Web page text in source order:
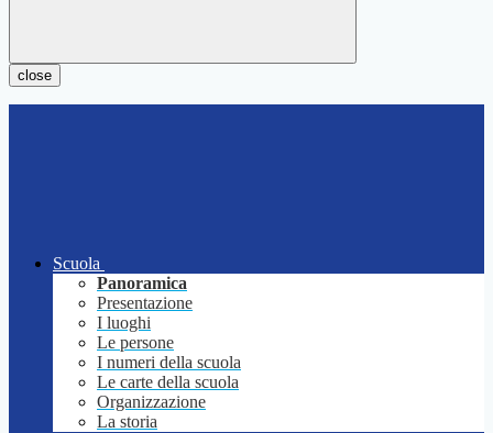
close
Scuola
Panoramica
Presentazione
I luoghi
Le persone
I numeri della scuola
Le carte della scuola
Organizzazione
La storia